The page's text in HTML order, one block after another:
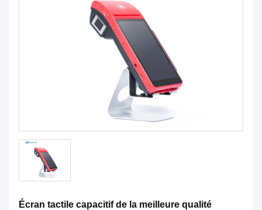
Écran tactile capacitif de la meilleure qualité